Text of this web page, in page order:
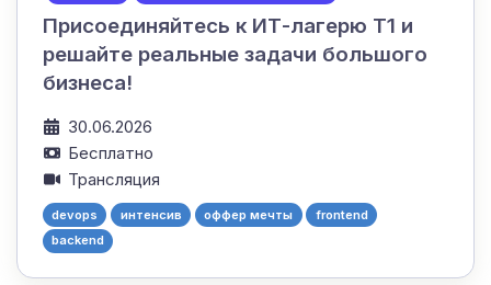
Присоединяйтесь к ИТ-лагерю Т1 и
решайте реальные задачи большого
бизнеса!
30.06.2026
Бесплатно
Трансляция
devops интенсив оффер мечты
frontend
backend